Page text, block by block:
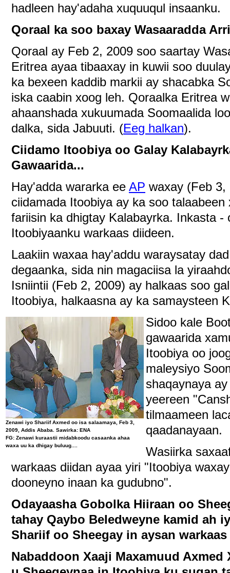
hadleen hay'adaha xuquuqul insaanku.
Qoraal ka soo baxay Wasaaradda
Qoraal ay Feb 2, 2009 soo saartay
Eritrea ayaa tibaaxay in kuwii soo
ka bexeen kaddib markii ay shacabka
iska caabin xoog leh. Qoraalka Eritrea
ahaanshada xukuumada Soomaalida
dalka, sida Jabuuti. (Eeg halkan).
Ciidamo Itoobiya oo Galay
Gawaarida...
Hay'adda wararka ee AP waxay (Feb 3,
ciidamada Itoobiya ay ka soo
fariisin ka dhigtay Kalabayrka. Inkasta -
Itoobiyaanku warkaas diideen.
Laakiin waxaa hay'addu waraysatay
degaanka, sida nin magaciisa la
Isniintii (Feb 2, 2009) ay halkaas soo
Itoobiya, halkaasna ay ka samaysteen
Zenawi iyo Shariif Axmed oo isa salaamaya, Feb 3,
2009, Addis Ababa. Sawirka: ENA
FG: Zenawi kuraastii midabkoodu casaanka ahaa
waxa uu ka dhigay buluug....
Sidoo kale
gawaarida
Itoobiya oo
maleysiyo
shaqaynaya
yeereen
tilmaameen
qaadanayaan.
Wasiirka
warkaas diidan ayaa yiri "Itoobiya
dooneyno inaan ka gudubno".
Odayaasha Gobolka Hiiraan oo
tahay Qaybo Beledweyne kamid ah
Shariif oo Sheegay in aysan
Nabaddoon Xaaji Maxamuud